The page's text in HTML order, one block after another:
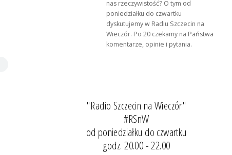
nas rzeczywistość? O tym od
poniedziałku do czwartku
dyskutujemy w Radiu Szczecin na
Wieczór. Po 20 czekamy na Państwa
komentarze, opinie i pytania.
"Radio Szczecin na Wieczór"
#RSnW
od poniedziałku do czwartku
godz. 20.00 - 22.00